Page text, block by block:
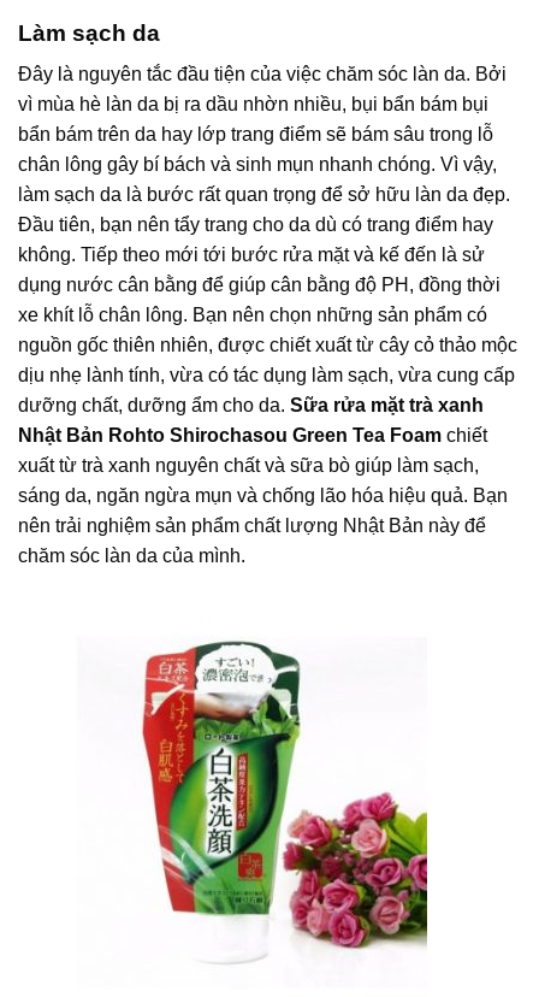
Làm sạch da
Đây là nguyên tắc đầu tiện của việc chăm sóc làn da. Bởi
vì mùa hè làn da bị ra dầu nhờn nhiều, bụi bẩn bám bụi
bẩn bám trên da hay lớp trang điểm sẽ bám sâu trong lỗ
chân lông gây bí bách và sinh mụn nhanh chóng. Vì vậy,
làm sạch da là bước rất quan trọng để sở hữu làn da đẹp.
Đầu tiên, bạn nên tẩy trang cho da dù có trang điểm hay
không. Tiếp theo mới tới bước rửa mặt và kế đến là sử
dụng nước cân bằng để giúp cân bằng độ PH, đồng thời
xe khít lỗ chân lông. Bạn nên chọn những sản phẩm có
nguồn gốc thiên nhiên, được chiết xuất từ cây cỏ thảo mộc
dịu nhẹ lành tính, vừa có tác dụng làm sạch, vừa cung cấp
dưỡng chất, dưỡng ẩm cho da. Sữa rửa mặt trà xanh
Nhật Bản Rohto Shirochasou Green Tea Foam chiết
xuất từ trà xanh nguyên chất và sữa bò giúp làm sạch,
sáng da, ngăn ngừa mụn và chống lão hóa hiệu quả. Bạn
nên trải nghiệm sản phẩm chất lượng Nhật Bản này để
chăm sóc làn da của mình.